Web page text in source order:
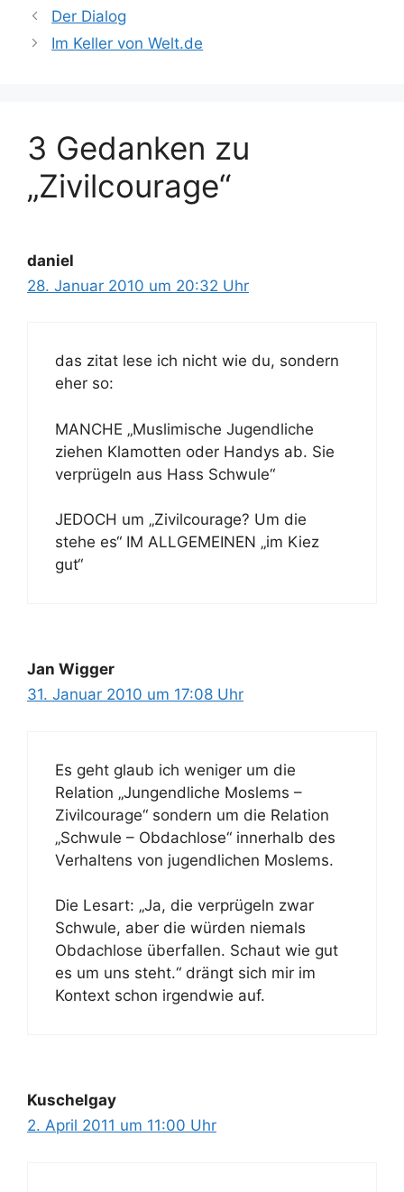
Der Dialog
Im Keller von Welt.de
3 Gedanken zu
„Zivilcourage“
daniel
28. Januar 2010 um 20:32 Uhr
das zitat lese ich nicht wie du, sondern
eher so:
MANCHE „Muslimische Jugendliche
ziehen Klamotten oder Handys ab. Sie
verprügeln aus Hass Schwule“
JEDOCH um „Zivilcourage? Um die
stehe es“ IM ALLGEMEINEN „im Kiez
gut“
Jan Wigger
31. Januar 2010 um 17:08 Uhr
Es geht glaub ich weniger um die
Relation „Jungendliche Moslems –
Zivilcourage“ sondern um die Relation
„Schwule – Obdachlose“ innerhalb des
Verhaltens von jugendlichen Moslems.
Die Lesart: „Ja, die verprügeln zwar
Schwule, aber die würden niemals
Obdachlose überfallen. Schaut wie gut
es um uns steht.“ drängt sich mir im
Kontext schon irgendwie auf.
Kuschelgay
2. April 2011 um 11:00 Uhr